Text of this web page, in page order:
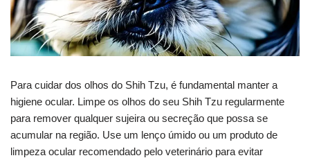
Para cuidar dos olhos do Shih Tzu, é fundamental manter a
higiene ocular. Limpe os olhos do seu Shih Tzu regularmente
para remover qualquer sujeira ou secreção que possa se
acumular na região. Use um lenço úmido ou um produto de
limpeza ocular recomendado pelo veterinário para evitar